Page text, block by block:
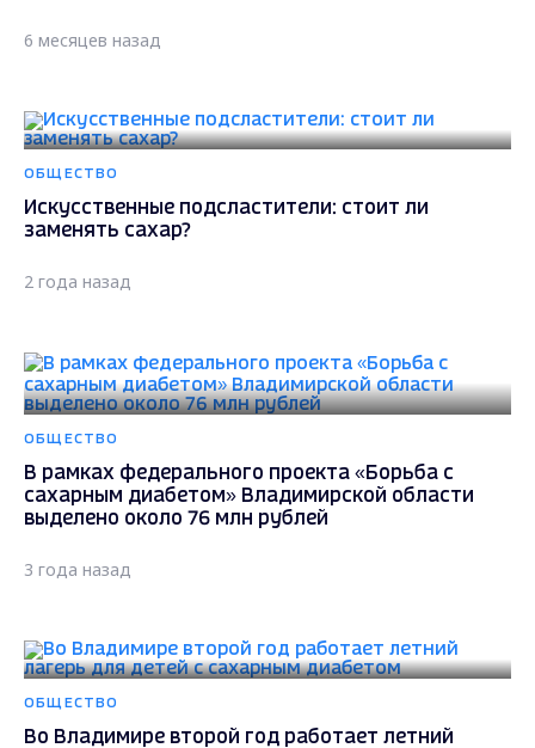
6 месяцев назад
ОБЩЕСТВО
Искусственные подсластители: стоит ли
заменять сахар?
2 года назад
ОБЩЕСТВО
В рамках федерального проекта «Борьба с
сахарным диабетом» Владимирской области
выделено около 76 млн рублей
3 года назад
ОБЩЕСТВО
Во Владимире второй год работает летний